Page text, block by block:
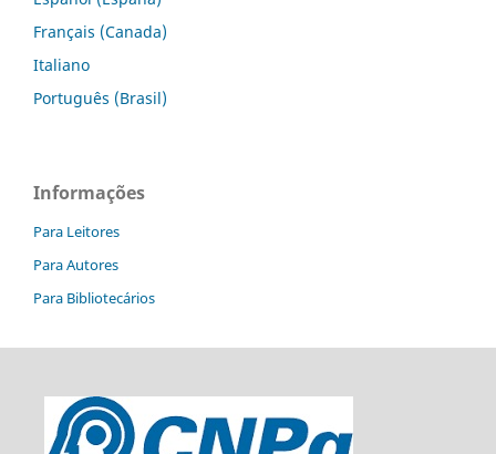
Français (Canada)
Italiano
Português (Brasil)
Informações
Para Leitores
Para Autores
Para Bibliotecários